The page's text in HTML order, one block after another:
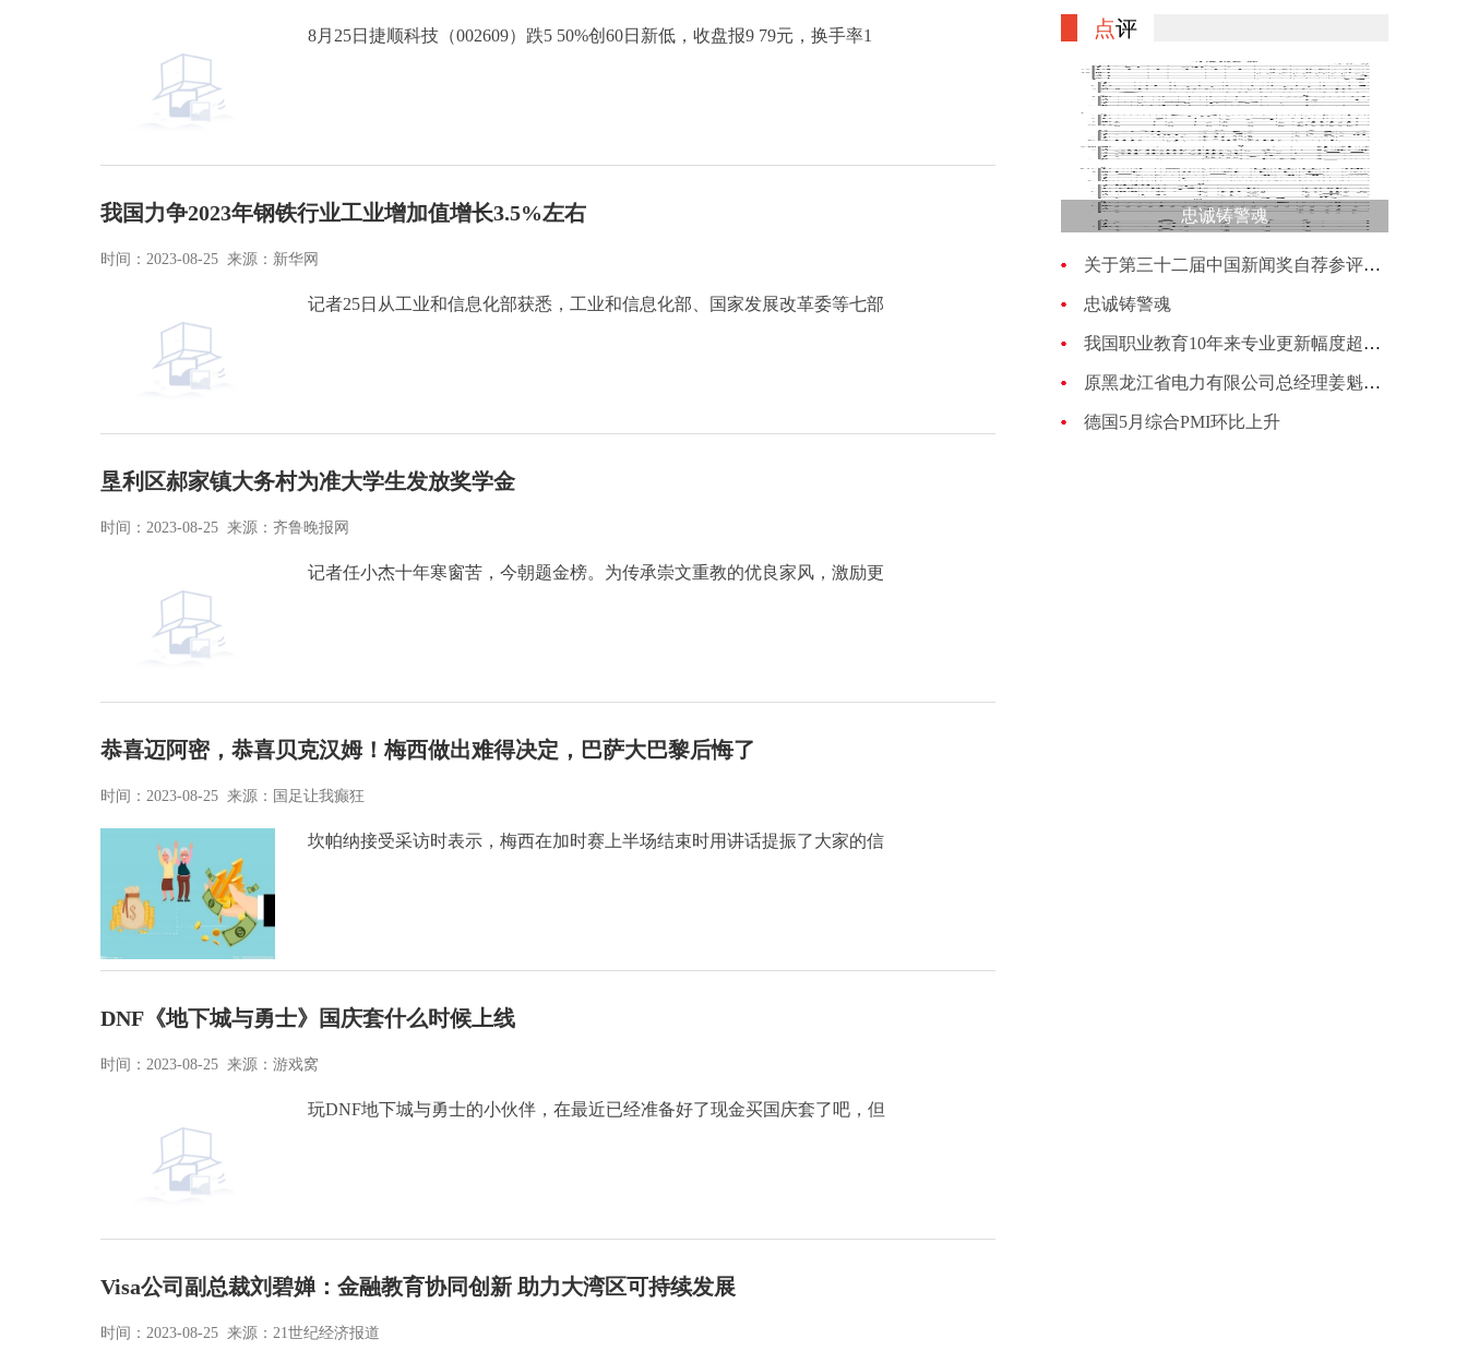
8月25日捷顺科技（002609）跌5 50%创60日新低，收盘报9 79元，换手率1
我国力争2023年钢铁行业工业增加值增长3.5%左右
时间：2023-08-25 来源：新华网
记者25日从工业和信息化部获悉，工业和信息化部、国家发展改革委等七部
垦利区郝家镇大务村为准大学生发放奖学金
时间：2023-08-25 来源：齐鲁晚报网
记者任小杰十年寒窗苦，今朝题金榜。为传承崇文重教的优良家风，激励更
恭喜迈阿密，恭喜贝克汉姆！梅西做出难得决定，巴萨大巴黎后悔了
时间：2023-08-25 来源：国足让我癫狂
坎帕纳接受采访时表示，梅西在加时赛上半场结束时用讲话提振了大家的信
DNF《地下城与勇士》国庆套什么时候上线
时间：2023-08-25 来源：游戏窝
玩DNF地下城与勇士的小伙伴，在最近已经准备好了现金买国庆套了吧，但
Visa公司副总裁刘碧婵：金融教育协同创新 助力大湾区可持续发展
时间：2023-08-25 来源：21世纪经济报道
点评
忠诚铸警魂
关于第三十二届中国新闻奖自荐参评作品的公示
忠诚铸警魂
我国职业教育10年来专业更新幅度超过70%
原黑龙江省电力有限公司总经理姜魁接受纪律审查和监察调查
德国5月综合PMI环比上升